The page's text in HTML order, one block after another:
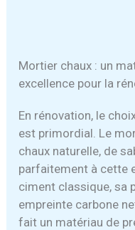
Mortier chaux : un
excellence pour la
En rénovation, le
est primordial. Le
chaux naturelle, de
parfaitement à cette
ciment classique, sa
empreinte carbone
fait un matériau de